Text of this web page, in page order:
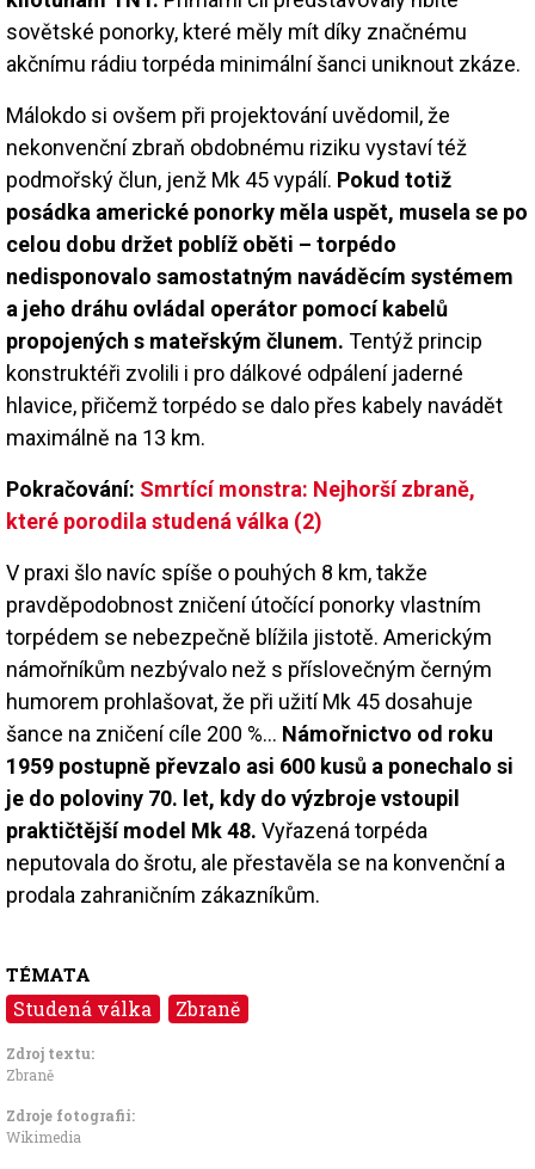
sovětské ponorky, které měly mít díky značnému
akčnímu rádiu torpéda minimální šanci uniknout zkáze.
Málokdo si ovšem při projektování uvědomil, že
nekonvenční zbraň obdobnému riziku vystaví též
podmořský člun, jenž Mk 45 vypálí. Pokud totiž
posádka americké ponorky měla uspět, musela se po
celou dobu držet poblíž oběti – torpédo
nedisponovalo samostatným naváděcím systémem
a jeho dráhu ovládal operátor pomocí kabelů
propojených s mateřským člunem. Tentýž princip
konstruktéři zvolili i pro dálkové odpálení jaderné
hlavice, přičemž torpédo se dalo přes kabely navádět
maximálně na 13 km.
Pokračování: Smrtící monstra: Nejhorší zbraně,
které porodila studená válka (2)
V praxi šlo navíc spíše o pouhých 8 km, takže
pravděpodobnost zničení útočící ponorky vlastním
torpédem se nebezpečně blížila jistotě. Americkým
námořníkům nezbývalo než s příslovečným černým
humorem prohlašovat, že při užití Mk 45 dosahuje
šance na zničení cíle 200 %... Námořnictvo od roku
1959 postupně převzalo asi 600 kusů a ponechalo si
je do poloviny 70. let, kdy do výzbroje vstoupil
praktičtější model Mk 48. Vyřazená torpéda
neputovala do šrotu, ale přestavěla se na konvenční a
prodala zahraničním zákazníkům.
TÉMATA
Studená válka Zbraně
Zdroj textu:
Zbraně
Zdroje fotografii:
Wikimedia